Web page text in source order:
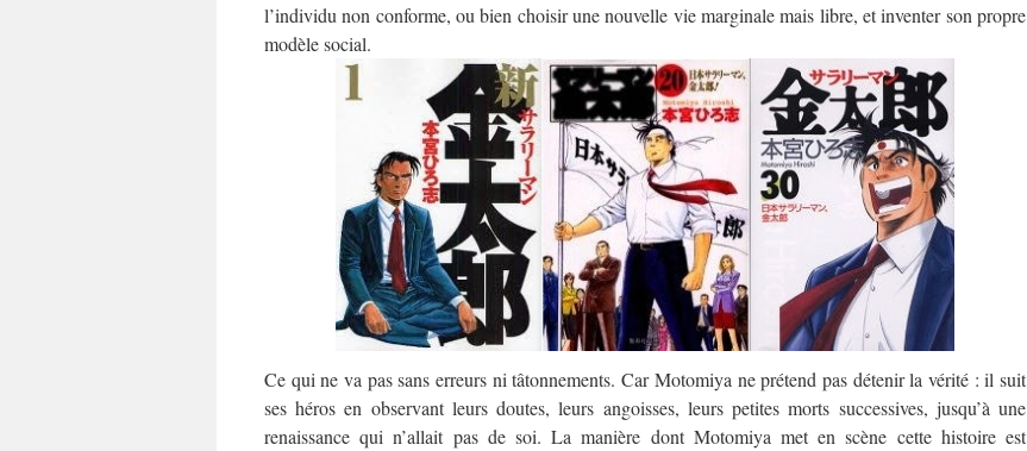
l’individu non conforme, ou bien choisir une nouvelle vie marginale mais libre, et inventer son propre
modèle social.
Ce qui ne va pas sans erreurs ni tâtonnements. Car Motomiya ne prétend pas détenir la vérité : il suit
ses héros en observant leurs doutes, leurs angoisses, leurs petites morts successives, jusqu’à une
renaissance qui n’allait pas de soi. La manière dont Motomiya met en scène cette histoire est